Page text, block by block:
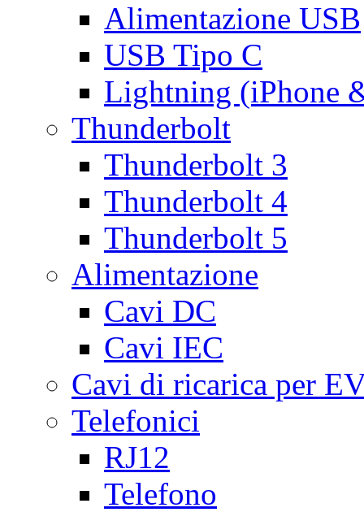
Alimentazione USB
USB Tipo C
Lightning (iPhone
Thunderbolt
Thunderbolt 3
Thunderbolt 4
Thunderbolt 5
Alimentazione
Cavi DC
Cavi IEC
Cavi di ricarica per
Telefonici
RJ12
Telefono